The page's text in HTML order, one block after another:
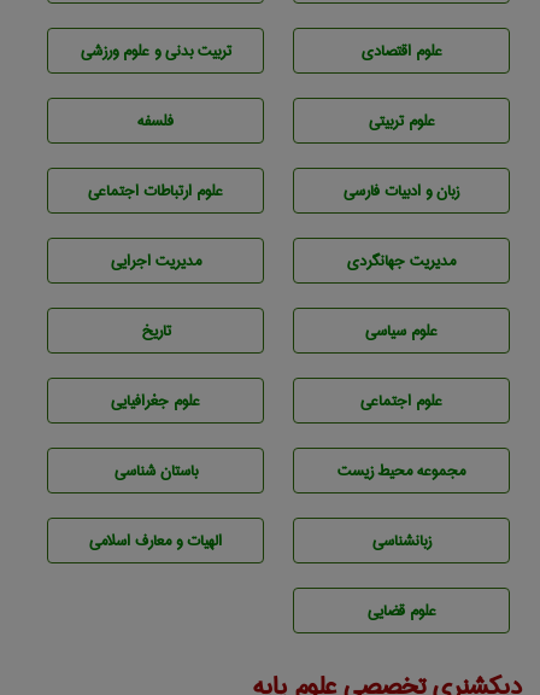
علوم اقتصادی تربيت بدنی و علوم ورزشی
علوم تربيتی فلسفه
زبان و ادبيات فارسی علوم ارتباطات اجتماعی
مديريت جهانگردی مديريت اجرايی
علوم سياسی تاريخ
علوم اجتماعی علوم جغرافيايی
مجموعه محيط زيست باستان شناسی
زبانشناسی الهیات و معارف اسلامی
علوم قضایی